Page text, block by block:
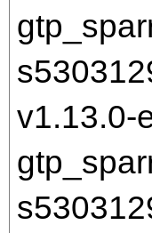
v1.13.0-